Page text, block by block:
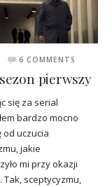
6 COMMENTS
sezon pierwszy
się za serial
bardzo mocno
od uczucia
jakie
mi przy okazji
Tak, sceptycyzmu,